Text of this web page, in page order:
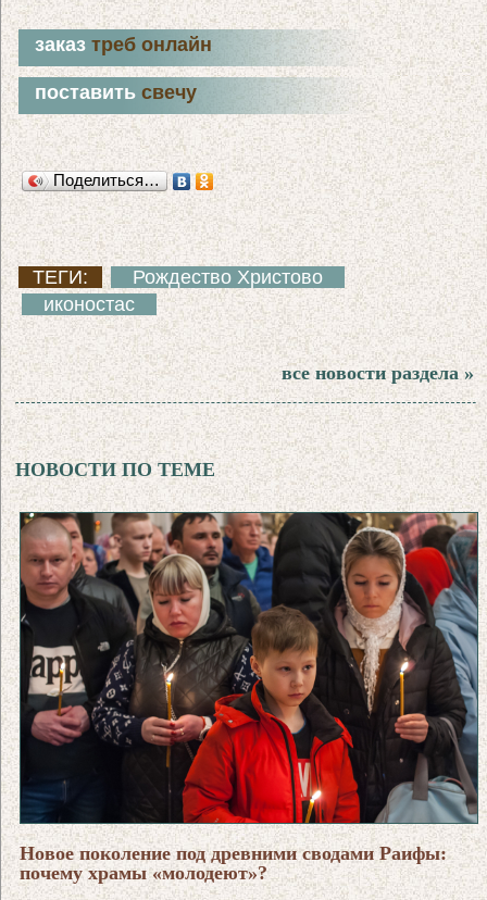
заказтреб онлайн
поставитьсвечу
Поделиться…
ТЕГИ:
Рождество Христово
иконостас
все новости раздела »
НОВОСТИ ПО ТЕМЕ
Новое поколение под древними сводами Раифы:
почему храмы «молодеют»?